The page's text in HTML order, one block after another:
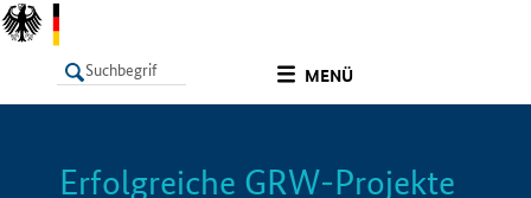
MENÜ
LISTE Info
Erfolgreiche GRW-Projekte